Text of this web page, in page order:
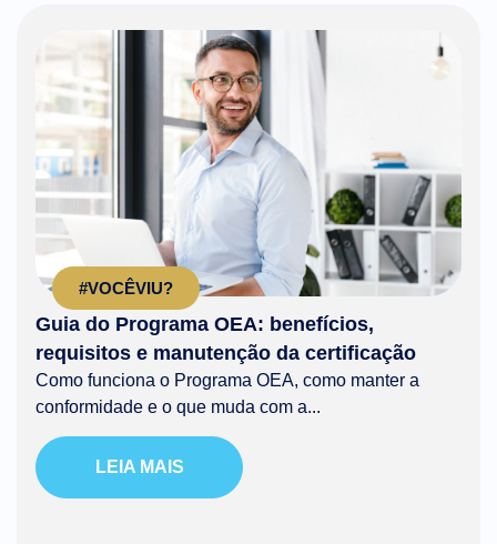
#VOCÊVIU?
Guia do Programa OEA: benefícios,
requisitos e manutenção da certificação
Como funciona o Programa OEA, como manter a
conformidade e o que muda com a...
LEIA MAIS